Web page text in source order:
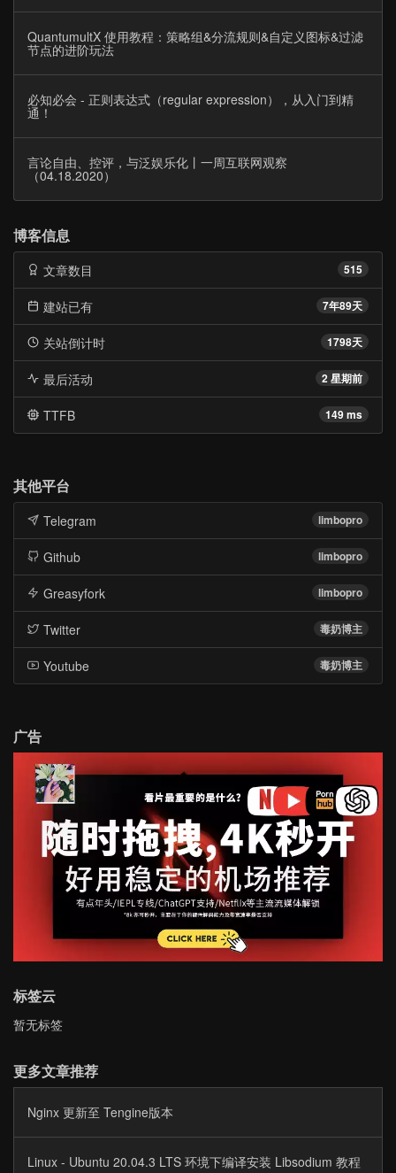
QuantumultX 使用教程：策略组&分流规则&自定义图标&过滤
节点的进阶玩法
必知必会 - 正则表达式（regular expression），从入门到精
通！
言论自由、控评，与泛娱乐化丨一周互联网观察
（04.18.2020）
博客信息
515
文章数目
7年89天
建站已有
1798天
关站倒计时
2 星期前
最后活动
149 ms
TTFB
其他平台
limbopro
Telegram
limbopro
Github
limbopro
Greasyfork
毒奶博主
Twitter
毒奶博主
Youtube
广告
标签云
暂无标签
更多文章推荐
Nginx 更新至 Tengine版本
Linux - Ubuntu 20.04.3 LTS 环境下编译安装 Libsodium 教程